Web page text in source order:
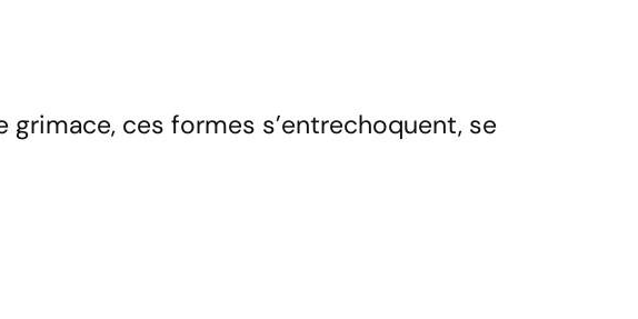
grimace, ces formes s’entrechoquent, se